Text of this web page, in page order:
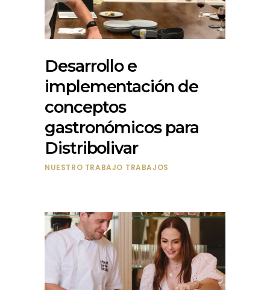
Desarrollo e
implementación de
conceptos
gastronómicos para
Distribolivar
NUESTRO TRABAJO TRABAJOS